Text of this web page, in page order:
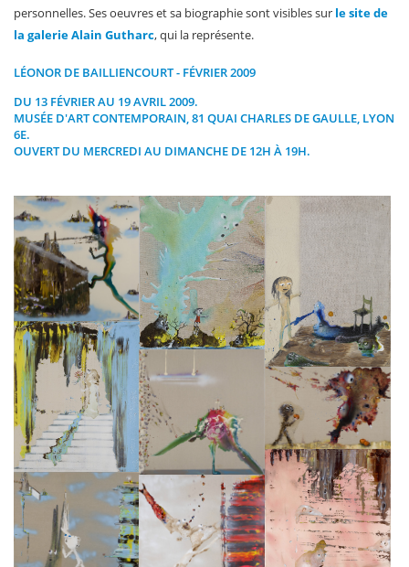
personnelles. Ses oeuvres et sa biographie sont visibles sur le site de
la galerie Alain Gutharc, qui la représente.
LÉONOR DE BAILLIENCOURT - FÉVRIER 2009
DU 13 FÉVRIER AU 19 AVRIL 2009.
MUSÉE D'ART CONTEMPORAIN, 81 QUAI CHARLES DE GAULLE, LYON
6E.
OUVERT DU MERCREDI AU DIMANCHE DE 12H À 19H.